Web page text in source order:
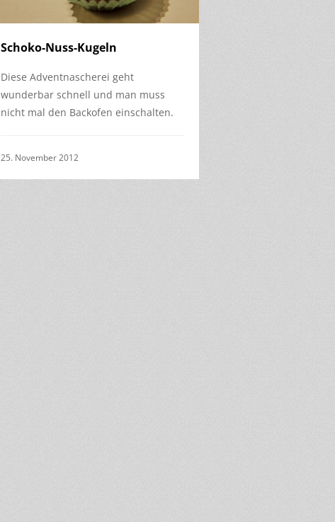
Schoko-Nuss-Kugeln
Diese Adventnascherei geht
wunderbar schnell und man muss
nicht mal den Backofen einschalten.
25. November 2012